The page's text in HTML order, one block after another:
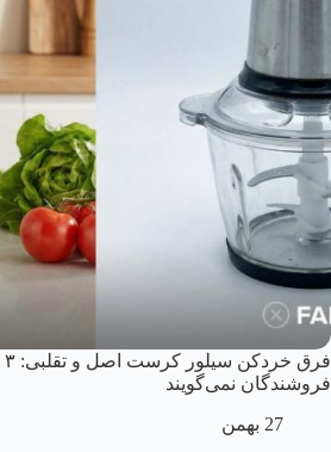
فروشندگان نمی‌گویند
27 بهمن